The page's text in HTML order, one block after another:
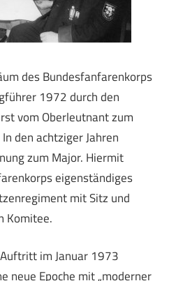
des Bundesfanfarenkorps
1972 durch den
vom Oberleutnant zum
den achtziger Jahren
zum Major. Hiermit
eigenständiges
mit Sitz und
Komitee.
im Januar 1973
neue Epoche mit „moderner